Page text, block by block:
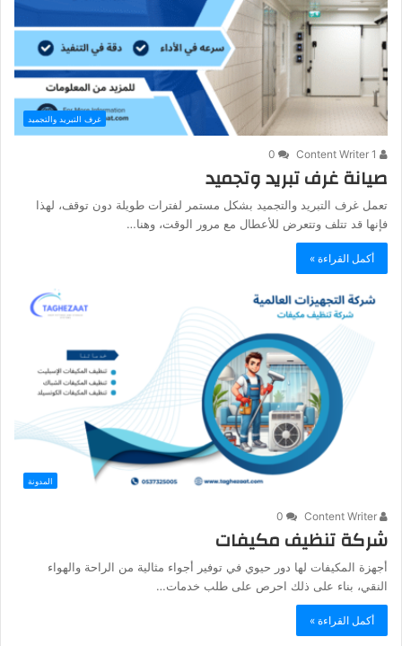
غرف التبريد والتجميد
0
صيانة غرف تبريد وتجميد
تعمل غرف التبريد والتجميد بشكل مستمر لفترات طويلة دون توقف، لهذا
فإنها قد تتلف وتتعرض للأعطال مع مرور الوقت، وهنا…
أكمل القراءة »
المدونة
0
شركة تنظيف مكيفات
أجهزة المكيفات لها دور حيوي في توفير أجواء مثالية من الراحة والهواء
النقي، بناء على ذلك احرص على طلب خدمات…
أكمل القراءة »